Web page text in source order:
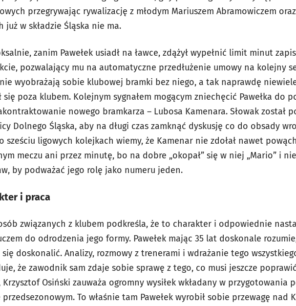
przegrywając rywalizację z młodym Mariuszem Abramowiczem
już w składzie Śląska nie ma.
zanim Pawełek usiadł na ławce, zdążył wypełnić limit minut
pozwalający mu na automatyczne przedłużenie umowy na kolejny
wyobrażają sobie klubowej bramki bez niego, a tak naprawdę
się poza klubem. Kolejnym sygnałem mogącym zniechęcić Pawełka do
nowego bramkarza – Lubosa Kamenara. Słowak został
Dolnego Śląska, aby na długi czas zamknąć dyskusję co do obsady
sześciu ligowych kolejkach wiemy, że Kamenar nie zdołał nawet
meczu ani przez minutę, bo na dobre „okopał” się w niej „Mario” i
by podważać jego rolę jako numeru jeden.
i praca
związanych z klubem podkreśla, że to charakter i odpowiednie
do odrodzenia jego formy. Pawełek mając 35 lat doskonale
się doskonalić. Analizy, rozmowy z trenerami i wdrażanie tego
że zawodnik sam zdaje sobie sprawę z tego, co musi jeszcze
Krzysztof Osiński zauważa ogromny wysiłek wkładany w przygotowania
To właśnie tam Pawełek wyrobił sobie przewagę nad